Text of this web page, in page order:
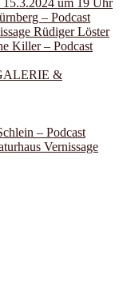
um 19 Uhr
– Podcast
Rüdiger Löster
Killer – Podcast
&
– Podcast
Vernissage